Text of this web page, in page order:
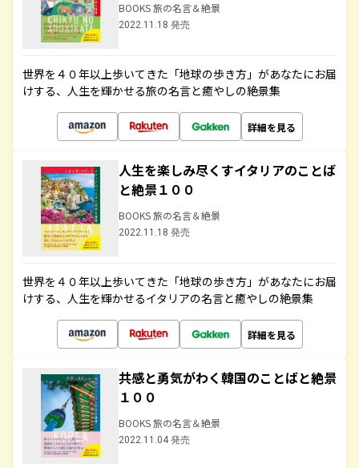
BOOKS 旅の名言＆絶景
2022.11.18 発売
世界を４０年以上歩いてきた「地球の歩き方」があなたにお届
けする、人生を輝かせる旅の名言と癒やしの絶景集
詳細を見る
人生を楽しみ尽くすイタリアのことば
と絶景１００
BOOKS 旅の名言＆絶景
2022.11.18 発売
世界を４０年以上歩いてきた「地球の歩き方」があなたにお届
けする、人生を輝かせるイタリアの名言と癒やしの絶景集
詳細を見る
共感と勇気がわく韓国のことばと絶景
１００
BOOKS 旅の名言＆絶景
2022.11.04 発売